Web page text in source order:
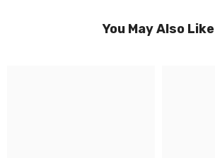
You May Also Like